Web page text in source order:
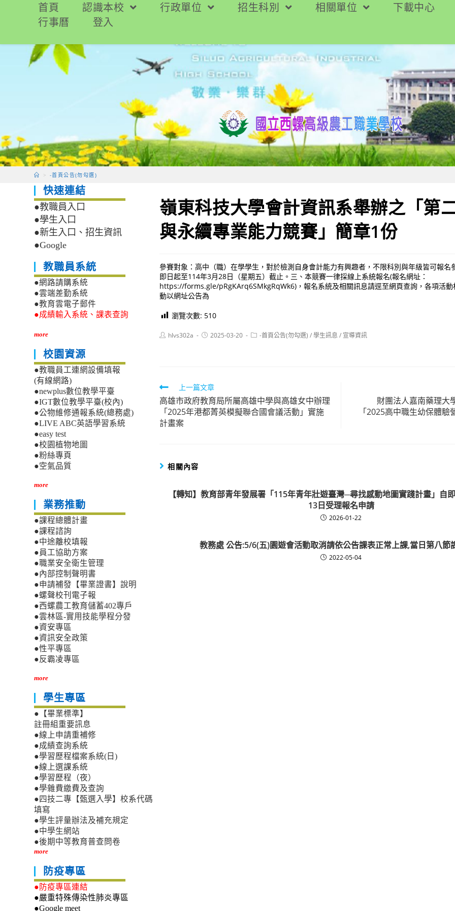
要
首頁 認識本校 行政單位 招生科別 相關單位 下載中心
行事曆
登入
> -首頁公告(勿勾選)
嶺東科技大學會計資訊系舉辦之「第
與永續專業能力競賽」簡章1份
參賽對象：高中（職）在學學生，對於檢測自身會計能力有興趣者，不限科別與年級皆可報名
即日起至114年3月28日（星期五）截止。三、本競賽一律採線上系統報名(報名網址：
https://forms.gle/pRgKArq6SMkgRqWk6)，報名系統及相關訊息請逕至網頁查詢，各項活動
動以網址公告為
瀏覽次數: 510
Posthlvs302a
Post2025-03-20
Post-首頁公告(勿勾選) /學生訊息 / 宣導資訊
Read
more
articles
上一篇文章
高雄市政府教育局所屬高雄中學與高雄女中辦理
「2025年港都菁英模擬聯合國會議活動」實施
計畫案
財團法人嘉南藥理大
「2025高中職生幼保體
相關內容
【轉知】教育部青年發展署「115年青年壯遊臺灣─尋找感動地圖實踐計畫」自
13日受理報名申請
2026-01-22
教務處 公告:5/6(五)園遊會活動取消請依公告課表正常上課,當日第八節
2022-05-04
快速連結
●教職員入口
●學生入口
●新生入口、招生資訊
●Google
教職員系統
●網路請購系統
●雲端差勤系統
●教育雲電子郵件
●成績輸入系統、課表查詢
more
校園資源
●教職員工連網設備填報
(有線網路)
●newplus數位教學平臺
●IGT數位教學平臺(校內)
●公物維修通報系統(總務處)
●LIVE ABC英語學習系統
●easy test
●校園植物地圖
●粉絲專頁
●空氣品質
more
業務推動
●課程總體計畫
●課程諮詢
●中途離校填報
●員工協助方案
●職業安全衛生管理
●內部控制聲明書
●申請補發【畢業證書】說明
●螺聲校刊電子報
●西螺農工教育儲蓄402專戶
●雲林區-實用技能學程分發
●資安專區
●資訊安全政策
●性平專區
●反霸凌專區
more
學生專區
●【畢業標準】
註冊組重要訊息
●線上申請重補修
●成績查詢系統
●學習歷程檔案系統(日)
●線上選課系統
●學習歷程（夜）
●學雜費繳費及查詢
●四技二專【甄選入學】校系代碼
填寫
●學生評量辦法及補充規定
●中學生網站
●後期中等教育普查問卷
more
防疫專區
●防疫專區連結
●嚴重特殊傳染性肺炎專區
●Google meet